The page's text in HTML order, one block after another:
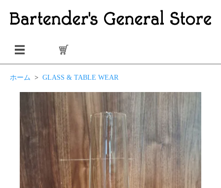
ホーム > GLASS & TABLE WEAR